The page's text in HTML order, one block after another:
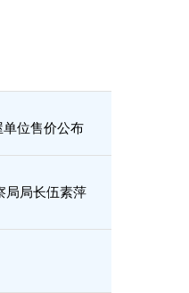
单位售价公布
局局长伍素萍